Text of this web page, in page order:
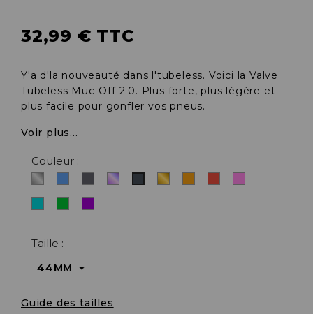
32,99 € TTC
Y'a d'la nouveauté dans l'tubeless. Voici la Valve
Tubeless Muc-Off 2.0. Plus forte, plus légère et
plus facile pour gonfler vos pneus.
Voir plus...
Couleur :
Argent/alu Gris Iridescent
Noir Or
Taille :
Guide des tailles